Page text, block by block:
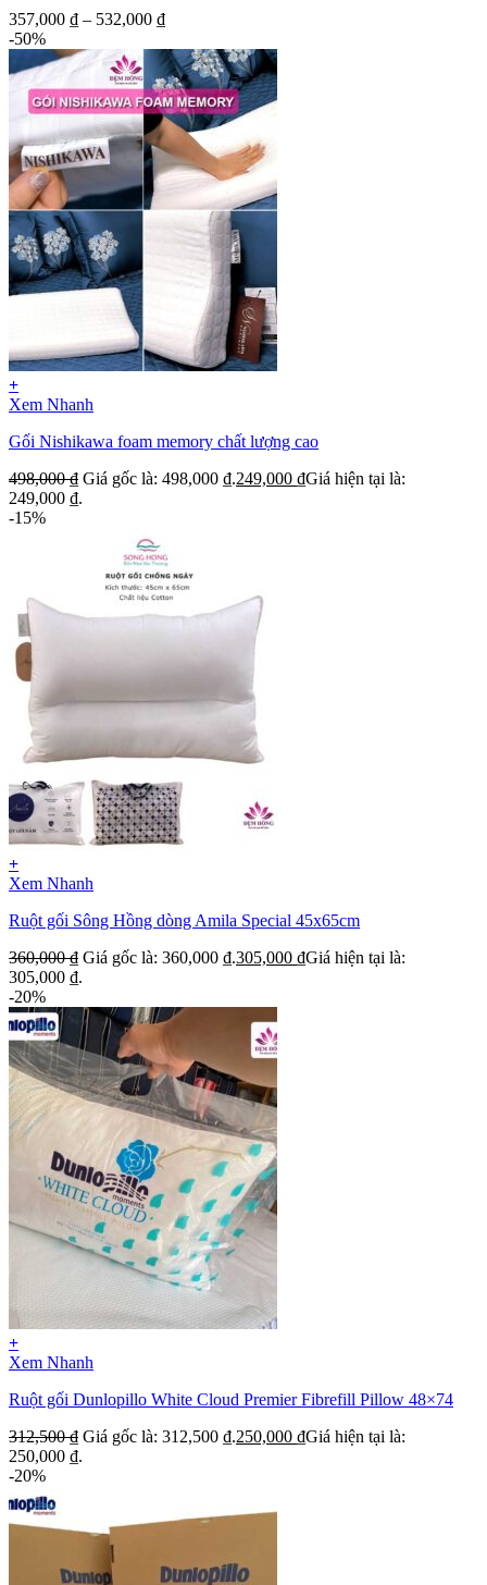
357,000 ₫ – 532,000 ₫
-50%
+
Xem Nhanh
Gối Nishikawa foam memory chất lượng cao
498,000₫ Giá gốc là: 498,000 ₫.249,000 ₫Giá hiện tại là:
249,000 ₫.
-15%
+
Xem Nhanh
Ruột gối Sông Hồng dòng Amila Special 45x65cm
360,000₫ Giá gốc là: 360,000 ₫.305,000 ₫Giá hiện tại là:
305,000 ₫.
-20%
+
Xem Nhanh
Ruột gối Dunlopillo White Cloud Premier Fibrefill Pillow 48×74
312,500₫ Giá gốc là: 312,500 ₫.250,000 ₫Giá hiện tại là:
250,000 ₫.
-20%